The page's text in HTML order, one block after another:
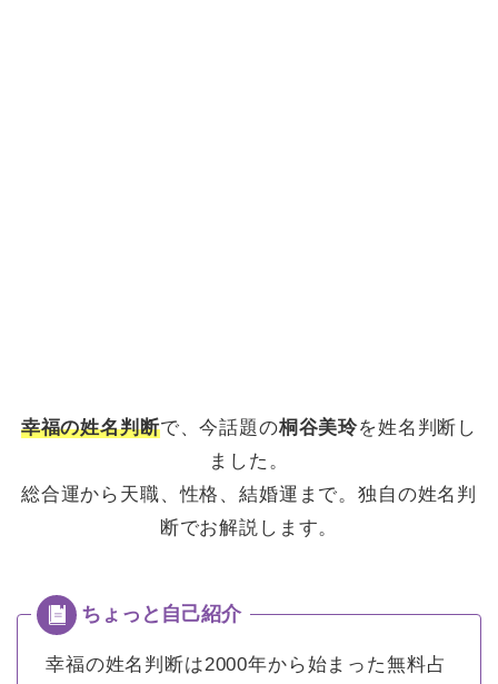
幸福の姓名判断で、今話題の桐谷美玲を姓名判断し
ました。
総合運から天職、性格、結婚運まで。独自の姓名判
断でお解説します。
幸福の姓名判断は2000年から始まった無料占